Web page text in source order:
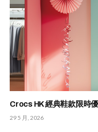
Crocs HK 經典鞋款限時
29 5 月, 2026